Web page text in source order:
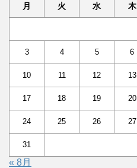
月 火 水 木
3 4 5 6
10 11 12 13
17 18 19 20
24 25 26 27
31
« 8月